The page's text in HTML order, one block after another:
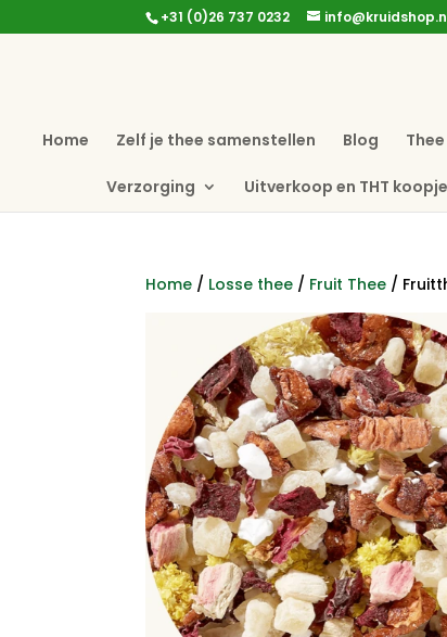
+31 (0)26 737 0232
Home Zelf je thee samenstellen Blog
Verzorging Uitverkoop en THT
Home / Losse thee / Fruit Thee /